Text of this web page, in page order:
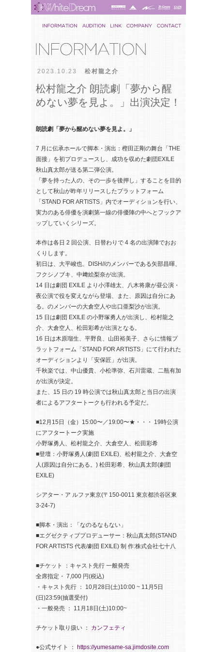
2023.10.23 松村龍之介
松村龍之介 朗読劇「夢から醒
めない夢を見よ。」出演決定！
朗読劇「夢から醒めない夢を見よ。」
7 月に伝承ホールで脚本・演出：樫田正剛の舞台「THE
面接」を初プロデュースし、成功を収めた劇団EXILE
秋山真太郎が送る第二弾公演。
「夢を持った人の、その一歩を後押し」することを目的
として秋山が昨年リリースしたプラットフォーム
「STAND FOR ARTISTS」内でオーディションを行い、
実力のある俳優を演劇第一線の俳優陣の中へとフックア
ップしていくシリーズ。
本作は各日 2 回公演、日替わりで 4 名の出演陣でおお
くりします。
初日は、大平峻也、DISH//のメンバーである矢部昌暉、
フクシノブキ、中﨑絵梨奈が出演。
14 日は劇団 EXILE より小澤雄太、八木将康が昼公演・
夜公演で役を変えながら登場、また、原因は自分にあ
る。のメンバーの大倉空人や出口亜梨沙が出演。
15 日は劇団 EXILE の小野塚勇人が出演し、松村龍之
介、大倉空人、松田彩希が出演となる。
16 日は木原瑠生、平野良、山田裕美子、さらに情報プ
ラットフォーム「STAND FOR ARTISTS」にて行われた
オーディションより「安保匠」が出演。
千秋楽では、中山優貴、小松準弥、石川雷蔵、二瓶有加
が出演が決定。
また、15 日の 19 時公演では秋山真太郎と当日の出演
者によるアフタートークも行われる予定だ。
■12月15日（金）15:00〜／19:00〜★・・・ 19時公演
にアフタートーク実施
小野塚勇人、松村龍之介、大倉空人、松田彩希
■登壇：小野塚勇人(劇団 EXILE)、松村龍之介、大倉空
人(原因は自分にある。) 松田彩希、秋山真太郎(劇団
EXILE)
シアター・ア ルファ東京(〒150-0011 東京都渋谷区東
3-24-7)
■脚本・演出：「なのるなもない」
■エグゼクティブプロデューサー：秋山真太郎(STAND
FOR ARTISTS 代表/劇団 EXILE) 制 作:株式会社七十八
■チケット ：キャスト先行 一般発売
全席指定・ 7,000 円(税込)
・キャスト先行 ： 10月28日(土)10:00 ~ 11月5日
(日)23:59(抽選受付)
・一般発売 ： 11月18日(土)10:00~
チケット取り扱い ： カンフェティ
●公式サイト ： https://yumesame-sa.jimdosite.com